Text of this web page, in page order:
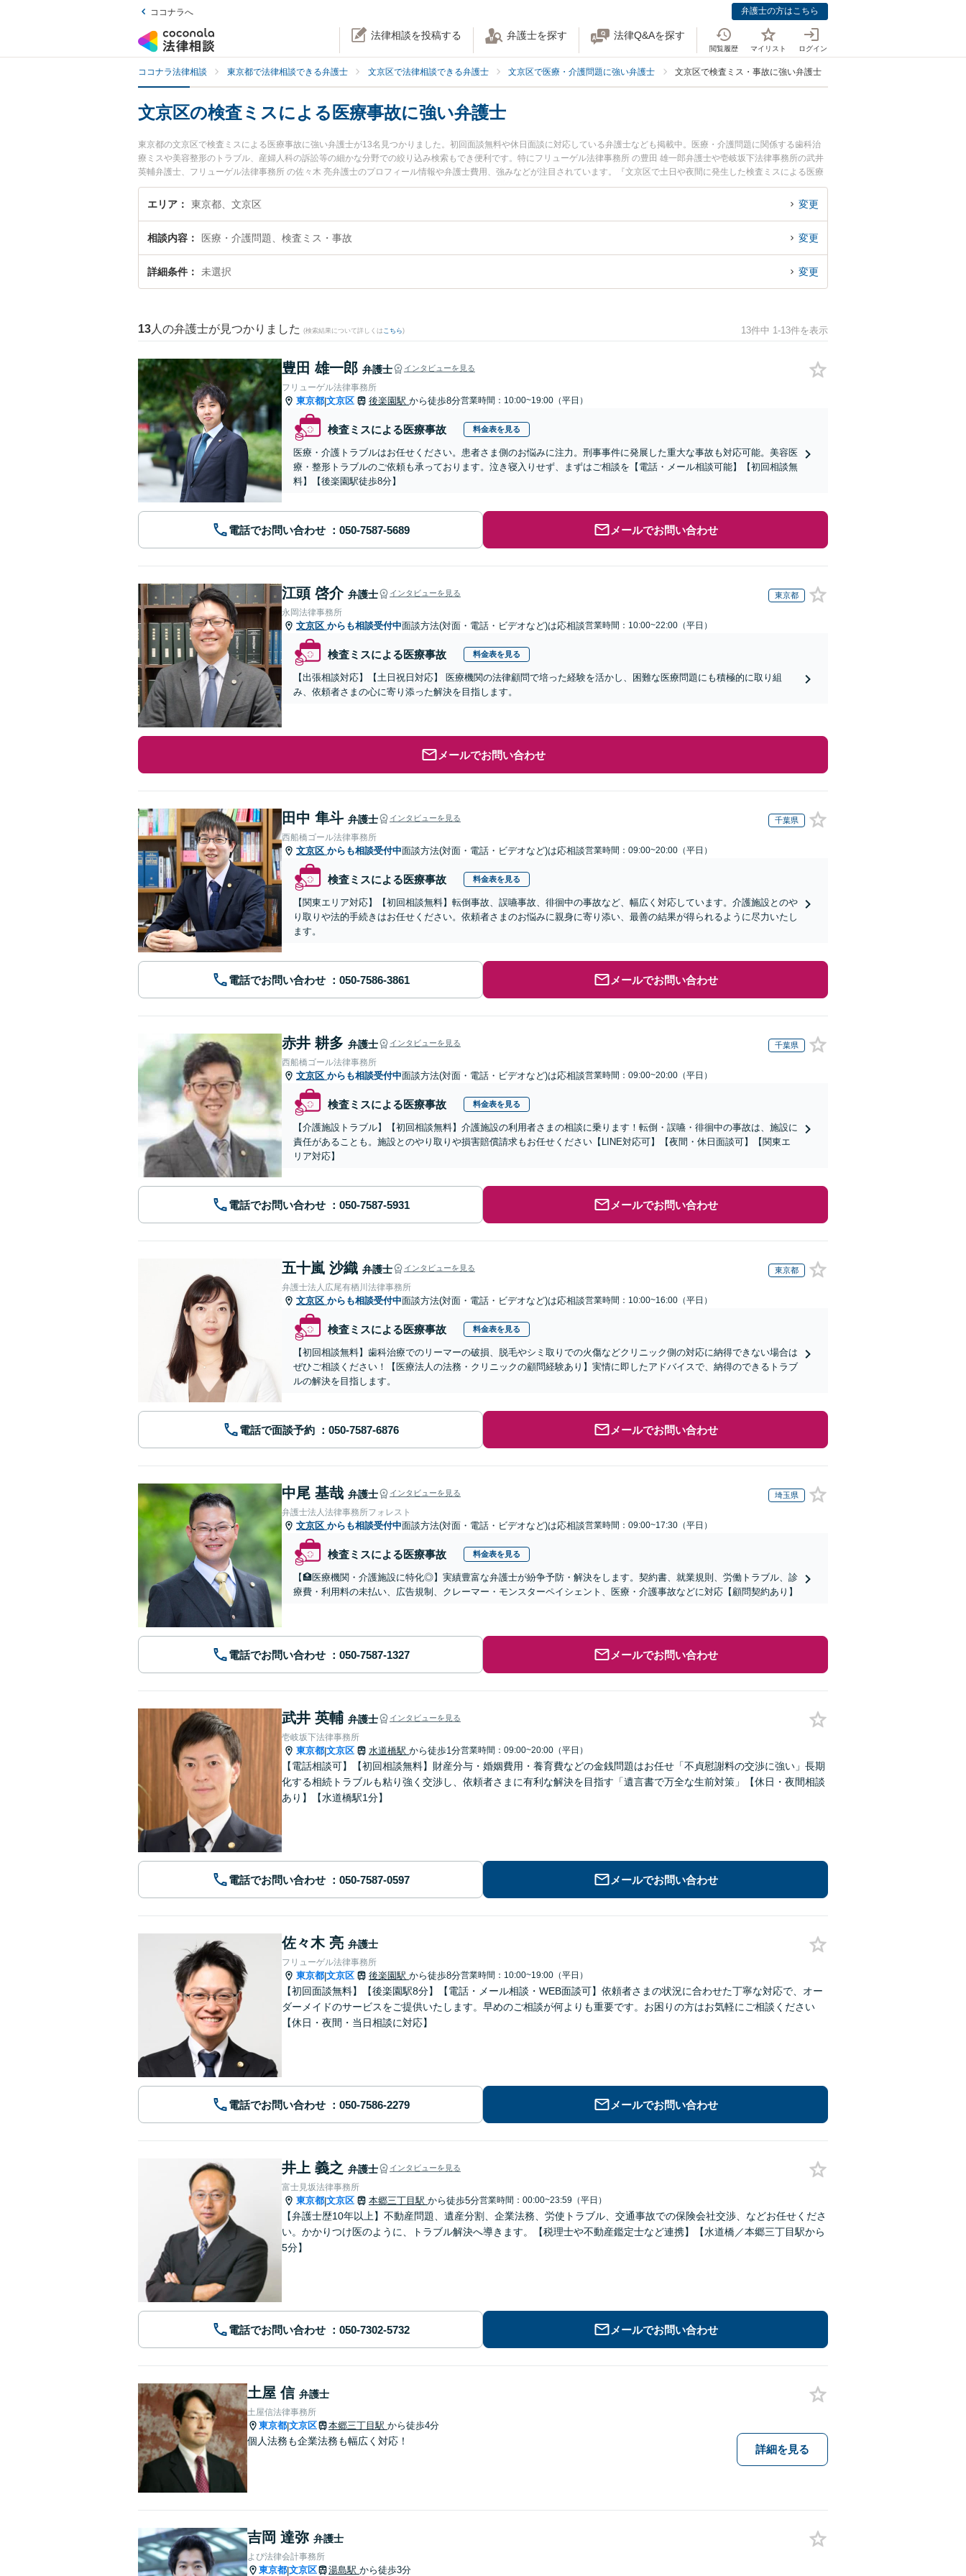
ココナラへ 弁護士の方はこちら
法律相談を投稿する 弁護士を探す 法律Q&Aを探す
閲覧履歴 マイリスト ログイン
ココナラ法律相談 東京都で法律相談できる弁護士 文京区で法律相談できる弁護士 文京区で医療・介護問題に強い弁護士 文京区で検査ミス・事故に強い弁護士
文京区の検査ミスによる医療事故に強い弁護士
東京都の文京区で検査ミスによる医療事故に強い弁護士が13名見つかりました。初回面談無料や休日面談に対応している弁護士なども掲載中。医療・介護問題に関係する歯科治
療ミスや美容整形のトラブル、産婦人科の訴訟等の細かな分野での絞り込み検索もでき便利です。特にフリューゲル法律事務所 の豊田 雄一郎弁護士や壱岐坂下法律事務所の武井
英輔弁護士、フリューゲル法律事務所 の佐々木 亮弁護士のプロフィール情報や弁護士費用、強みなどが注目されています。『文京区で土日や夜間に発生した検査ミスによる医療
事故のトラブルを今すぐに弁護士に相談したい』『検査ミスによる医療事故のトラブル解決の実績豊富な近くの弁護士を検索したい』『初回相談無料で検査ミスによる医療事故を
法律相談できる文京区内の弁護士に相談予約したい』などでお困りの相談者さんにおすすめです。
エリア 東京都、文京区 変更
相談内容 医療・介護問題、検査ミス・事故 変更
詳細条件 未選択 変更
13 人の弁護士が見つかりました (検索結果について詳しくは こちら) 13件中 1-13件を表示
豊田 雄一郎 弁護士 インタビューを見る
フリューゲル法律事務所
東京都|文京区 後楽園駅 から徒歩8分営業時間：10:00~19:00（平日）
検査ミスによる医療事故 料金表を見る
医療・介護トラブルはお任せください。患者さま側のお悩みに注力。刑事事件に発展した重大な事故も対応可能。美容医
療・整形トラブルのご依頼も承っております。泣き寝入りせず、まずはご相談を【電話・メール相談可能】【初回相談無
料】【後楽園駅徒歩8分】
電話でお問い合わせ メールでお問い合わせ
江頭 啓介 弁護士 インタビューを見る 東京都
永岡法律事務所
文京区 からも相談受付中面談方法(対面・電話・ビデオなど)は応相談営業時間：10:00~22:00（平日）
検査ミスによる医療事故 料金表を見る
【出張相談対応】【土日祝日対応】 医療機関の法律顧問で培った経験を活かし、困難な医療問題にも積極的に取り組
み、依頼者さまの心に寄り添った解決を目指します。
メールでお問い合わせ
田中 隼斗 弁護士 インタビューを見る 千葉県
西船橋ゴール法律事務所
文京区 からも相談受付中面談方法(対面・電話・ビデオなど)は応相談営業時間：09:00~20:00（平日）
検査ミスによる医療事故 料金表を見る
【関東エリア対応】【初回相談無料】転倒事故、誤嚥事故、徘徊中の事故など、幅広く対応しています。介護施設とのや
り取りや法的手続きはお任せください。依頼者さまのお悩みに親身に寄り添い、最善の結果が得られるように尽力いたし
ます。
電話でお問い合わせ メールでお問い合わせ
赤井 耕多 弁護士 インタビューを見る 千葉県
西船橋ゴール法律事務所
文京区 からも相談受付中面談方法(対面・電話・ビデオなど)は応相談営業時間：09:00~20:00（平日）
検査ミスによる医療事故 料金表を見る
【介護施設トラブル】【初回相談無料】介護施設の利用者さまの相談に乗ります！転倒・誤嚥・徘徊中の事故は、施設に
責任があることも。施設とのやり取りや損害賠償請求もお任せください【LINE対応可】【夜間・休日面談可】【関東エ
リア対応】
電話でお問い合わせ メールでお問い合わせ
五十嵐 沙織 弁護士 インタビューを見る 東京都
弁護士法人広尾有栖川法律事務所
文京区 からも相談受付中面談方法(対面・電話・ビデオなど)は応相談営業時間：10:00~16:00（平日）
検査ミスによる医療事故 料金表を見る
【初回相談無料】歯科治療でのリーマーの破損、脱毛やシミ取りでの火傷などクリニック側の対応に納得できない場合は
ぜひご相談ください！【医療法人の法務・クリニックの顧問経験あり】実情に即したアドバイスで、納得のできるトラブ
ルの解決を目指します。
電話で面談予約 メールでお問い合わせ
中尾 基哉 弁護士 インタビューを見る 埼玉県
弁護士法人法律事務所フォレスト
文京区 からも相談受付中面談方法(対面・電話・ビデオなど)は応相談営業時間：09:00~17:30（平日）
検査ミスによる医療事故 料金表を見る
【🏥医療機関・介護施設に特化◎】実績豊富な弁護士が紛争予防・解決をします。契約書、就業規則、労働トラブル、診
療費・利用料の未払い、広告規制、クレーマー・モンスターペイシェント、医療・介護事故などに対応【顧問契約あり】
電話でお問い合わせ メールでお問い合わせ
武井 英輔 弁護士 インタビューを見る
壱岐坂下法律事務所
東京都|文京区 水道橋駅 から徒歩1分営業時間：09:00~20:00（平日）
【電話相談可】【初回相談無料】財産分与・婚姻費用・養育費などの金銭問題はお任せ「不貞慰謝料の交渉に強い」長期
化する相続トラブルも粘り強く交渉し、依頼者さまに有利な解決を目指す「遺言書で万全な生前対策」【休日・夜間相談
あり】【水道橋駅1分】
電話でお問い合わせ メールでお問い合わせ
佐々木 亮 弁護士
フリューゲル法律事務所
東京都|文京区 後楽園駅 から徒歩8分営業時間：10:00~19:00（平日）
【初回面談無料】【後楽園駅8分】【電話・メール相談・WEB面談可】依頼者さまの状況に合わせた丁寧な対応で、オー
ダーメイドのサービスをご提供いたします。早めのご相談が何よりも重要です。お困りの方はお気軽にご相談ください
【休日・夜間・当日相談に対応】
電話でお問い合わせ メールでお問い合わせ
井上 義之 弁護士 インタビューを見る
富士見坂法律事務所
東京都|文京区 本郷三丁目駅 から徒歩5分営業時間：00:00~23:59（平日）
【弁護士歴10年以上】不動産問題、遺産分割、企業法務、労使トラブル、交通事故での保険会社交渉、などお任せくださ
い。かかりつけ医のように、トラブル解決へ導きます。【税理士や不動産鑑定士など連携】【水道橋／本郷三丁目駅から
5分】
電話でお問い合わせ メールでお問い合わせ
土屋 信 弁護士
土屋信法律事務所
東京都|文京区 本郷三丁目駅 から徒歩4分
個人法務も企業法務も幅広く対応！
詳細を見る
吉岡 達弥 弁護士
よぴ法律会計事務所
東京都|文京区 湯島駅 から徒歩3分